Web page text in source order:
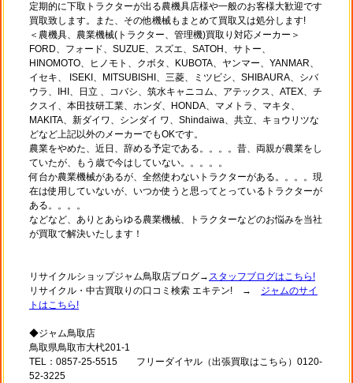
定期的に下取トラクターが出る農機具店様や一般のお客様大歓迎です
買取致します。また、その他機械もまとめて買取又は処分します!
＜農機具、農業機械(トラクター、管理機)買取り対応メーカー＞
FORD、フォード、SUZUE、スズエ、SATOH、サトー、
HINOMOTO、ヒノモト、クボタ、KUBOTA、ヤンマー、YANMAR、
イセキ、 ISEKI、MITSUBISHI、三菱、ミツビシ、SHIBAURA、シバ
ウラ、IHI、日立 、コバシ、筑水キャニコム、アテックス、ATEX、チ
クスイ、本田技研工業、ホンダ、HONDA、マメトラ、マキタ、
MAKITA、新ダイワ、シンダイ ワ、Shindaiwa、共立、キョウリツな
どなど上記以外のメーカーでもOKです。
農業をやめた、近日、辞める予定である。。。。昔、両親が農業をし
ていたが、もう歳で今はしていない。。。。。
何台か農業機械があるが、全然使わないトラクターがある。。。。現
在は使用していないが、いつか使うと思ってとっているトラクターが
ある。。。。
などなど、ありとあらゆる農業機械、トラクターなどのお悩みを当社
が買取で解決いたします！
リサイクルショップジャム鳥取店ブログ→ スタッフブログはこちら!
リサイクル・中古買取りの口コミ検索 エキテン! → ジャムのサイ
トはこちら!
◆ジャム鳥取店
鳥取県鳥取市大杙201-1
TEL：0857-25-5515 フリーダイヤル（出張買取はこちら）0120-
52-3225